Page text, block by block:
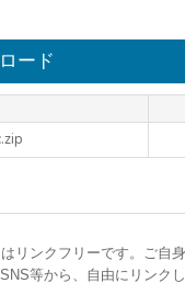
ード
リンクフリーです。ご自
等から、自由にリンク